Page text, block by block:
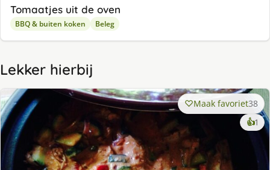
Tomaatjes uit de oven
BBQ & buiten koken Beleg
Lekker hierbij
Maak favoriet38
👍1